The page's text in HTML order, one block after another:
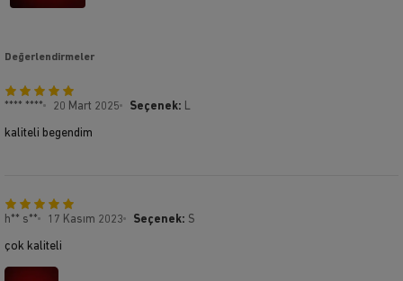
Değerlendirmeler
**** **** 20 Mart 2025 Seçenek: L
kaliteli begendim
h** s** 17 Kasım 2023 Seçenek: S
çok kaliteli